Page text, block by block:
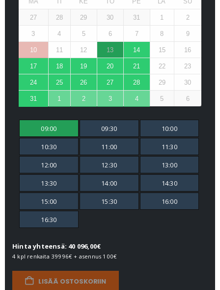
27 28 29 30 31 1 2
3 4 5 6 7 8 9
10 11 12 13 14 15 16
17 18 19 20 21 22 23
24 25 26 27 28 29 30
31 1 2 3 4 5 6
09:00 09:30 10:00
10:30 11:00 11:30
12:00 12:30 13:00
13:30 14:00 14:30
15:00 15:30 16:00
16:30
Hinta yhteensä: 40 096,00€
4 kpl renkaita 39996€ + asennus 100€
LISÄÄ OSTOSKORIIN